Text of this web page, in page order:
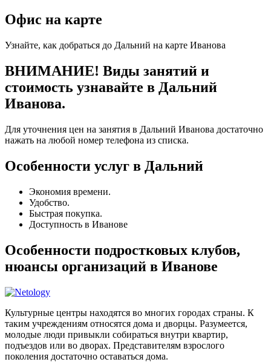
Офис на карте
Узнайте, как добраться до Дальний на карте Иванова
ВНИМАНИЕ! Виды занятий и
стоимость узнавайте в Дальний
Иванова.
Для уточнения цен на занятия в Дальний Иванова достаточно
нажать на любой номер телефона из списка.
Особенности услуг в Дальний
Экономия времени.
Удобство.
Быстрая покупка.
Доступность в Иванове
Особенности подростковых клубов,
нюансы организаций в Иванове
Культурные центры находятся во многих городах страны. К
таким учреждениям относятся дома и дворцы. Разумеется,
молодые люди привыкли собираться внутри квартир,
подъездов или во дворах. Представителям взрослого
поколения достаточно оставаться дома.